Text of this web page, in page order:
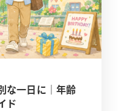
な一日に｜年齢
ド